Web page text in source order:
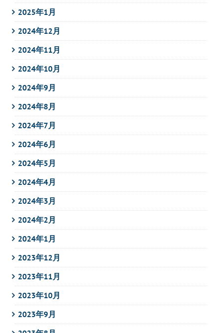
2025年1月
2024年12月
2024年11月
2024年10月
2024年9月
2024年8月
2024年7月
2024年6月
2024年5月
2024年4月
2024年3月
2024年2月
2024年1月
2023年12月
2023年11月
2023年10月
2023年9月